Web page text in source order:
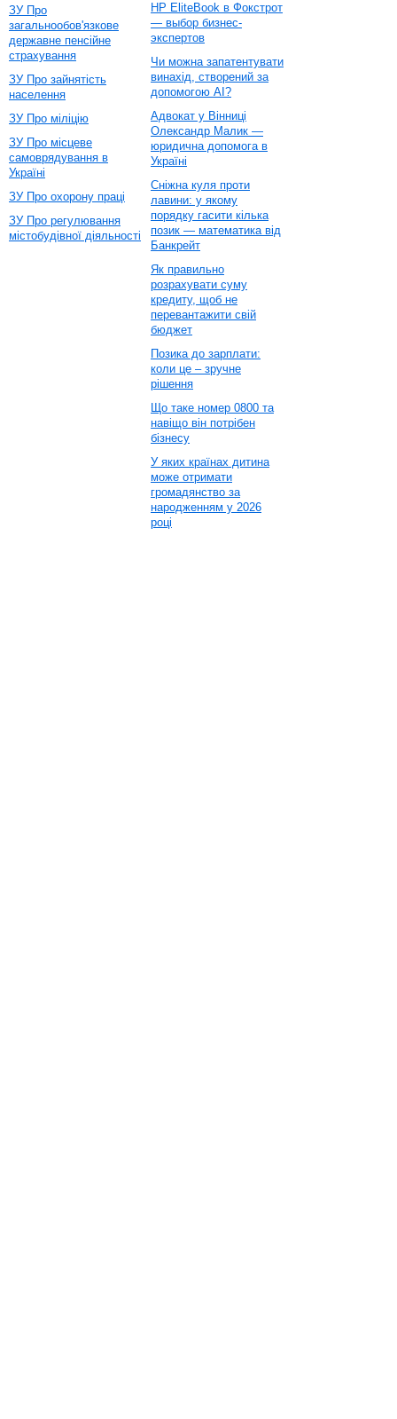
ЗУ Про
загальнообов'язкове
державне пенсійне
страхування
ЗУ Про зайнятість
населення
ЗУ Про міліцію
ЗУ Про місцеве
самоврядування в
Україні
ЗУ Про охорону праці
ЗУ Про регулювання
містобудівної діяльності
HP EliteBook в Фокстрот
— выбор бизнес-
экспертов
Чи можна запатентувати
винахід, створений за
допомогою AI?
Адвокат у Вінниці
Олександр Малик —
юридична допомога в
Україні
Сніжна куля проти
лавини: у якому
порядку гасити кілька
позик — математика від
Банкрейт
Як правильно
розрахувати суму
кредиту, щоб не
перевантажити свій
бюджет
Позика до зарплати:
коли це – зручне
рішення
Що таке номер 0800 та
навіщо він потрібен
бізнесу
У яких країнах дитина
може отримати
громадянство за
народженням у 2026
році